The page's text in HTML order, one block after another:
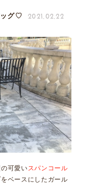
ッグ♡ 2021.02.22
可愛い スパンコール
ベースにしたガール